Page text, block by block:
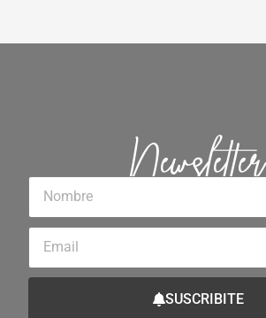
Newsletter
SUSCRIBITE